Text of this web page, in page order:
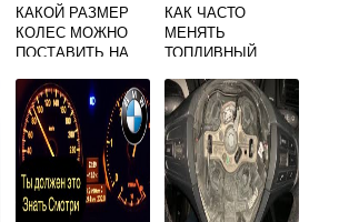
КАКОЙ РАЗМЕР
КОЛЕС МОЖНО
ПОСТАВИТЬ НА
КАК ЧАСТО
МЕНЯТЬ
ТОПЛИВНЫЙ
ДИЗЕЛЕ БМВ